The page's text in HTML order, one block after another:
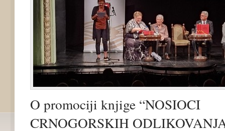
O promociji knjige “NOSIOCI
CRNOGORSKIH